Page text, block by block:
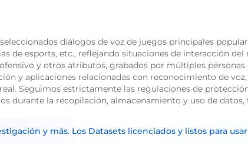
diálogos de voz de juegos principales
de esports, etc., reflejando situaciones de interacción
y otros atributos, grabados por múltiples
y aplicaciones relacionadas con reconocimiento de
Seguimos estrictamente las regulaciones de
durante la recopilación, almacenamiento y uso de datos,
y más. Los Datasets licenciados y listos para